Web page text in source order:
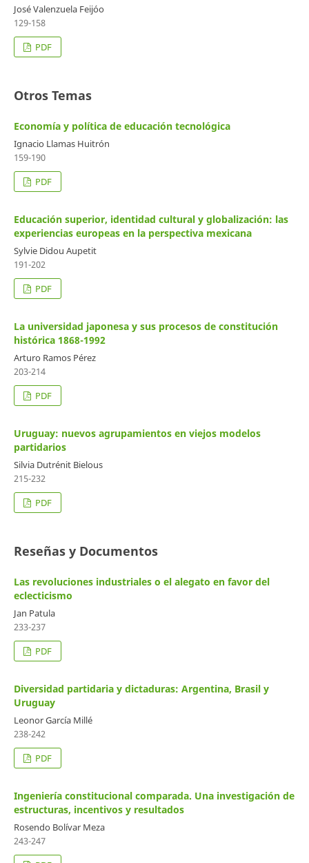
José Valenzuela Feijóo
129-158
PDF
Otros Temas
Economía y política de educación tecnológica
Ignacio Llamas Huitrón
159-190
PDF
Educación superior, identidad cultural y globalización: las
experiencias europeas en la perspectiva mexicana
Sylvie Didou Aupetit
191-202
PDF
La universidad japonesa y sus procesos de constitución
histórica 1868-1992
Arturo Ramos Pérez
203-214
PDF
Uruguay: nuevos agrupamientos en viejos modelos
partidarios
Silvia Dutrénit Bielous
215-232
PDF
Reseñas y Documentos
Las revoluciones industriales o el alegato en favor del
eclecticismo
Jan Patula
233-237
PDF
Diversidad partidaria y dictaduras: Argentina, Brasil y
Uruguay
Leonor García Millé
238-242
PDF
Ingeniería constitucional comparada. Una investigación de
estructuras, incentivos y resultados
Rosendo Bolívar Meza
243-247